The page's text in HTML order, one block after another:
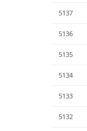
5137
5136
5135
5134
5133
5132